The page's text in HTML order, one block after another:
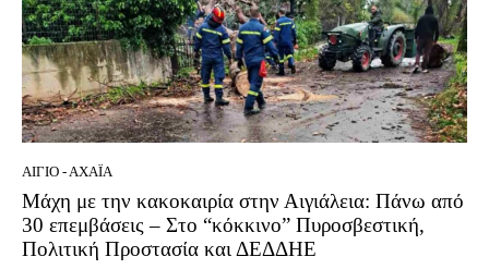
ΑΊΓΙΟ - ΑΧΑΪ́Α
Μάχη με την κακοκαιρία στην Αιγιάλεια: Πάνω από
30 επεμβάσεις – Στο “κόκκινο” Πυροσβεστική,
Πολιτική Προστασία και ΔΕΔΔΗΕ